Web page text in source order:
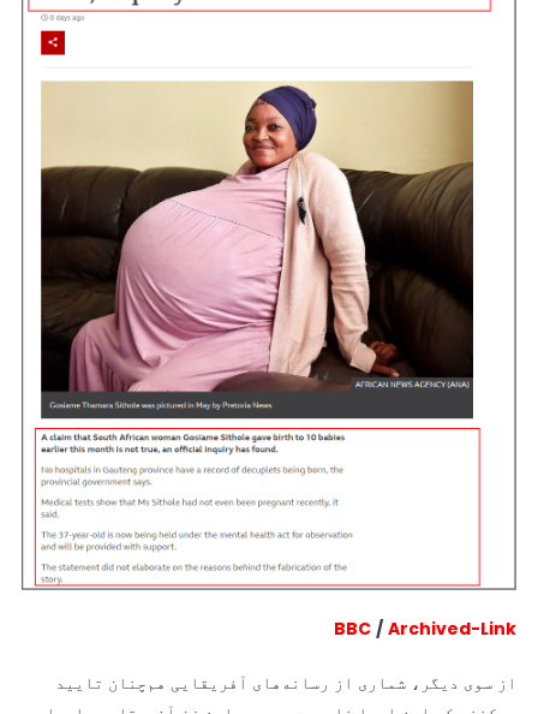
BBC / Archived-Link
از سوی دیگر، شماری از رسانه‌های آفریقایی هم‌چنان تایید